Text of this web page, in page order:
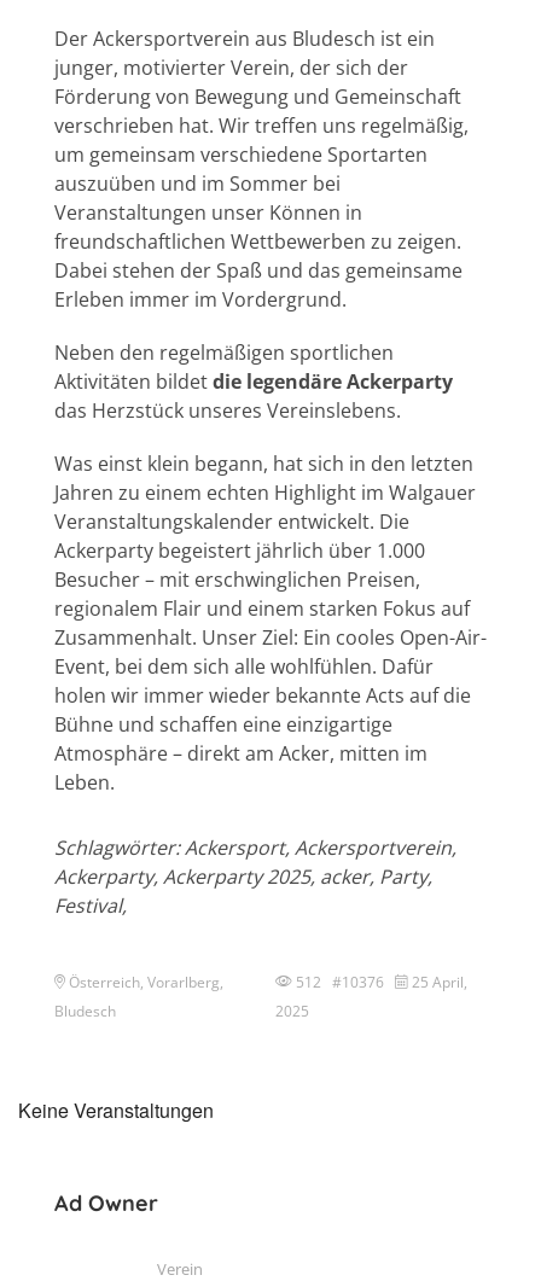
Der Ackersportverein aus Bludesch ist ein
junger, motivierter Verein, der sich der
Förderung von Bewegung und Gemeinschaft
verschrieben hat. Wir treffen uns regelmäßig,
um gemeinsam verschiedene Sportarten
auszuüben und im Sommer bei
Veranstaltungen unser Können in
freundschaftlichen Wettbewerben zu zeigen.
Dabei stehen der Spaß und das gemeinsame
Erleben immer im Vordergrund.
Neben den regelmäßigen sportlichen
Aktivitäten bildetdie legendäre Ackerparty
das Herzstück unseres Vereinslebens.
Was einst klein begann, hat sich in den letzten
Jahren zu einem echten Highlight im Walgauer
Veranstaltungskalender entwickelt. Die
Ackerparty begeistert jährlich über 1.000
Besucher – mit erschwinglichen Preisen,
regionalem Flair und einem starken Fokus auf
Zusammenhalt. Unser Ziel: Ein cooles Open-Air-
Event, bei dem sich alle wohlfühlen. Dafür
holen wir immer wieder bekannte Acts auf die
Bühne und schaffen eine einzigartige
Atmosphäre – direkt am Acker, mitten im
Leben.
Schlagwörter: Ackersport, Ackersportverein,
Ackerparty, Ackerparty 2025, acker, Party,
Festival,
Österreich, Vorarlberg,
Bludesch
512 #10376
25 April,
2025
Keine Veranstaltungen
Ad Owner
Verein